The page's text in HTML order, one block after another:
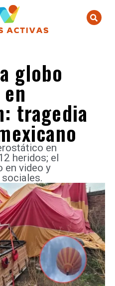
globo
tragedia
en
heridos; el
en video y